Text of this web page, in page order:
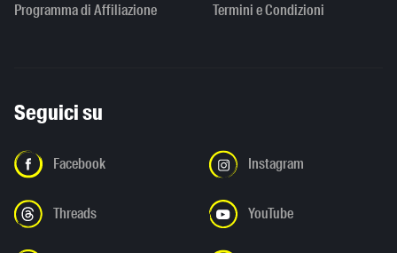
Programma di Affiliazione Termini e Condizioni
Seguici su
Facebook Instagram
Threads YouTube